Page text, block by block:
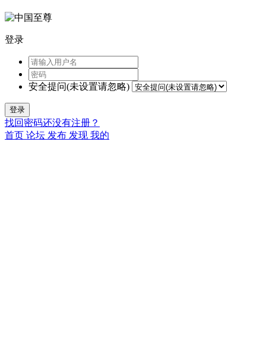
登录
安全提问(未设置请忽略)
登录
找回密码还没有注册？
首页 论坛 发布 发现 我的